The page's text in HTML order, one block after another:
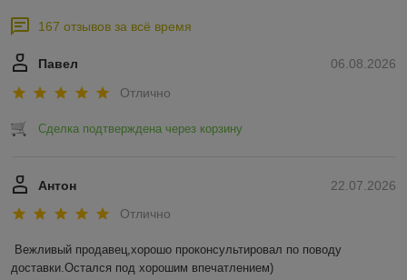
167 отзывов за всё время
06.08.2026
Павел
Отлично
Сделка подтверждена через корзину
22.07.2026
Антон
Отлично
Вежливый продавец,хорошо проконсультировал по поводу
доставки.Остался под хорошим впечатлением)